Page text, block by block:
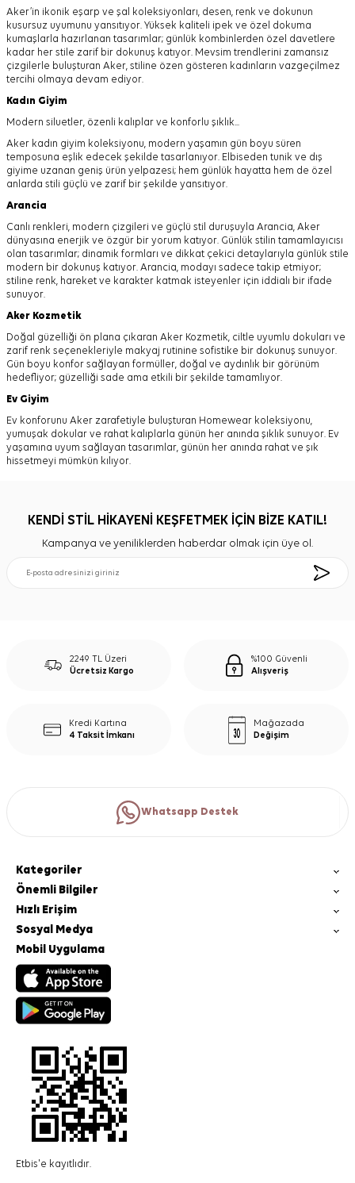
Aker’in ikonik eşarp ve şal koleksiyonları, desen, renk ve dokunun
kusursuz uyumunu yansıtıyor. Yüksek kaliteli ipek ve özel dokuma
kumaşlarla hazırlanan tasarımlar; günlük kombinlerden özel davetlere
kadar her stile zarif bir dokunuş katıyor. Mevsim trendlerini zamansız
çizgilerle buluşturan Aker, stiline özen gösteren kadınların vazgeçilmez
tercihi olmaya devam ediyor.
Kadın Giyim
Modern siluetler, özenli kalıplar ve konforlu şıklık...
Aker kadın giyim koleksiyonu, modern yaşamın gün boyu süren
temposuna eşlik edecek şekilde tasarlanıyor. Elbiseden tunik ve dış
giyime uzanan geniş ürün yelpazesi; hem günlük hayatta hem de özel
anlarda stili güçlü ve zarif bir şekilde yansıtıyor.
Arancia
Canlı renkleri, modern çizgileri ve güçlü stil duruşuyla Arancia, Aker
dünyasına enerjik ve özgür bir yorum katıyor. Günlük stilin tamamlayıcısı
olan tasarımlar; dinamik formları ve dikkat çekici detaylarıyla günlük stile
modern bir dokunuş katıyor. Arancia, modayı sadece takip etmiyor;
stiline renk, hareket ve karakter katmak isteyenler için iddialı bir ifade
sunuyor.
Aker Kozmetik
Doğal güzelliği ön plana çıkaran Aker Kozmetik, ciltle uyumlu dokuları ve
zarif renk seçenekleriyle makyaj rutinine sofistike bir dokunuş sunuyor.
Gün boyu konfor sağlayan formüller, doğal ve aydınlık bir görünüm
hedefliyor; güzelliği sade ama etkili bir şekilde tamamlıyor.
Ev Giyim
Ev konforunu Aker zarafetiyle buluşturan Homewear koleksiyonu,
yumuşak dokular ve rahat kalıplarla günün her anında şıklık sunuyor. Ev
yaşamına uyum sağlayan tasarımlar, günün her anında rahat ve şık
hissetmeyi mümkün kılıyor.
KENDİ STİL HİKAYENİ KEŞFETMEK İÇİN BİZE KATIL!
Kampanya ve yeniliklerden haberdar olmak için üye ol.
2249 TL Üzeri
Ücretsiz Kargo
%100 Güvenli
Alışveriş
Kredi Kartına
4 Taksit İmkanı
Mağazada
Değişim
Whatsapp Destek
Kategoriler
Önemli Bilgiler
Hızlı Erişim
Sosyal Medya
Mobil Uygulama
Etbis'e kayıtlıdır.